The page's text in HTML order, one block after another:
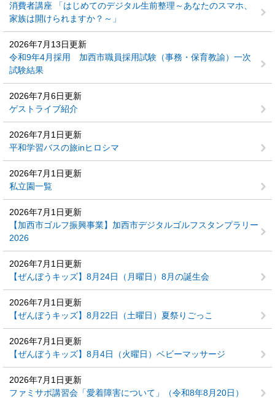
消費者講座 「はじめてのデジタル生前整理～あなたのスマホ、
家族は開けられますか？～」
2026年7月13日更新
令和9年4月採用 加西市職員採用試験（事務・保育教諭）一次
試験結果
2026年7月6日更新
ゲストライブ紹介
2026年7月1日更新
平和学習バスの旅inヒロシマ
2026年7月1日更新
私立園一覧
2026年7月1日更新
【加西市ゴルフ振興事業】加西市デジタルゴルフスタンプラリー
2026
2026年7月1日更新
【ぜんぼうキッズ】8月24日（月曜日）8月の誕生会
2026年7月1日更新
【ぜんぼうキッズ】8月22日（土曜日）夏祭りごっこ
2026年7月1日更新
【ぜんぼうキッズ】8月4日（火曜日）ベビーマッサージ
2026年7月1日更新
ファミサポ講習会「愛着障害について」（令和8年8月20日）